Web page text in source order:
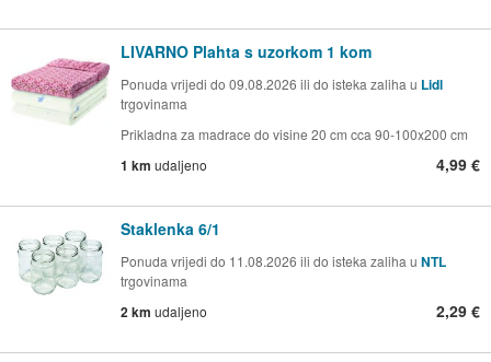
LIVARNO Plahta s uzorkom 1 kom
Ponuda vrijedi do 09.08.2026 ili do isteka zaliha u Lidl
trgovinama
Prikladna za madrace do visine 20 cm cca 90-100x200 cm
1 km udaljeno 4,99 €
Staklenka 6/1
Ponuda vrijedi do 11.08.2026 ili do isteka zaliha u NTL
trgovinama
2 km udaljeno 2,29 €